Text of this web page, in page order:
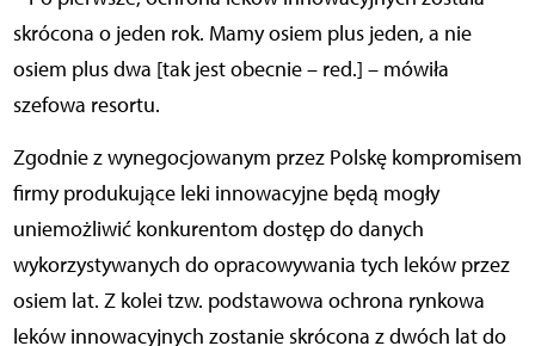
skrócona o jeden rok. Mamy osiem plus jeden, a nie
osiem plus dwa [tak jest obecnie – red.] – mówiła
szefowa resortu.
Zgodnie z wynegocjowanym przez Polskę kompromisem
firmy produkujące leki innowacyjne będą mogły
uniemożliwić konkurentom dostęp do danych
wykorzystywanych do opracowywania tych leków przez
osiem lat. Z kolei tzw. podstawowa ochrona rynkowa
leków innowacyjnych zostanie skrócona z dwóch lat do